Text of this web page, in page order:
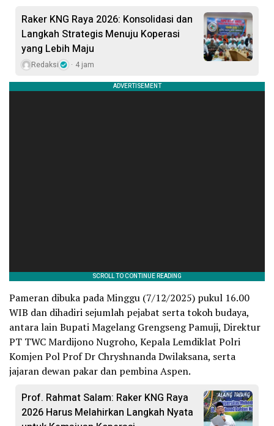
Raker KNG Raya 2026: Konsolidasi dan
Langkah Strategis Menuju Koperasi
yang Lebih Maju
Redaksi 4 jam
Pameran dibuka pada Minggu (7/12/2025) pukul 16.00
WIB dan dihadiri sejumlah pejabat serta tokoh budaya,
antara lain Bupati Magelang Grengseng Pamuji, Direktur
PT TWC Mardijono Nugroho, Kepala Lemdiklat Polri
Komjen Pol Prof Dr Chryshnanda Dwilaksana, serta
jajaran dewan pakar dan pembina Aspen.
Prof. Rahmat Salam: Raker KNG Raya
2026 Harus Melahirkan Langkah Nyata